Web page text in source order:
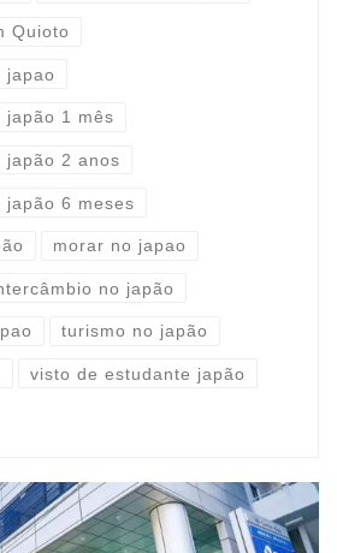
Quioto
japao
japão 1 mês
japão 2 anos
japão 6 meses
morar no japao
no japão
turismo no japão
visto de estudante japão